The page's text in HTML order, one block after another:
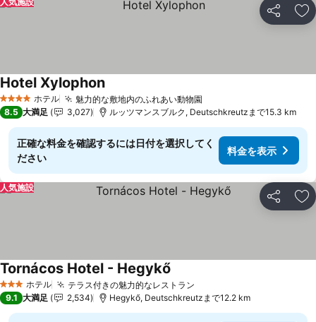
シェア お
4 ホテルのランク
ホテル 魅力的な敷地内のふれあい動物園
Hotel Xylophon料金を表示
8.5 大満足 3,027 ルッツマンスブルク, Deutschkreutzまで15.3 km
正確な料金を確認するには日付を選択してく
ださい
料金を表示
シェア お
人気施設
3 ホテルのランク
ホテル テラス付きの魅力的なレストラン
Tornácos Hotel - Hegykő
9.1 大満足 2,534 Hegykő, Deutschkreutzまで12.2 km